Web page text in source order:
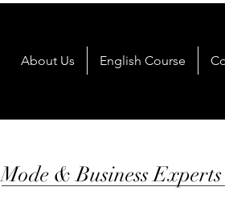
About Us English Course
Mode & Business Experts